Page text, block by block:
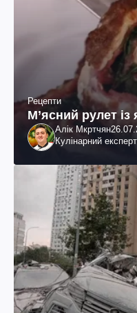
Рецепти
М’ясний рулет
Алік Мкртчян
Кулінарний експерт